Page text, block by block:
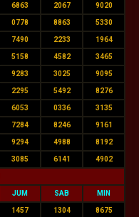
6863 2067 9020
0778 8863 5330
7490 2233 1964
5158 4582 3465
9283 3025 9095
2295 5492 8276
6053 0336 3135
7284 8246 9161
9294 4988 8192
3085 6141 4902
JUM SAB MIN
1457 1304 8675